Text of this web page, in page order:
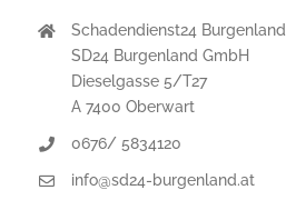
Schadendienst24 Burgenland
SD24 Burgenland GmbH
Dieselgasse 5/T27
A 7400 Oberwart
0676/ 5834120
info@sd24-burgenland.at